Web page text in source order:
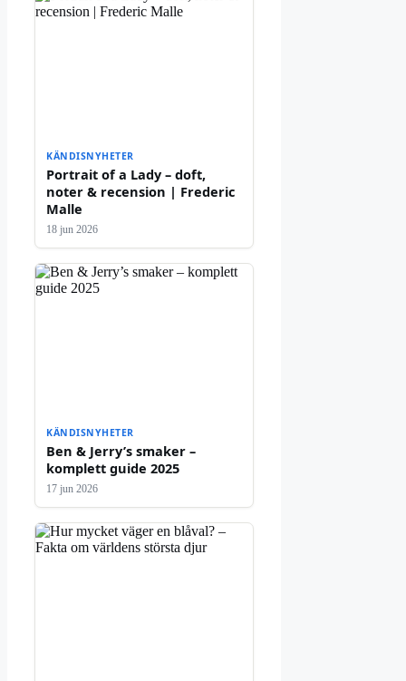
KÄNDISNYHETER
Portrait of a Lady – doft,
noter & recension | Frederic
Malle
18 jun 2026
KÄNDISNYHETER
Ben & Jerry’s smaker –
komplett guide 2025
17 jun 2026